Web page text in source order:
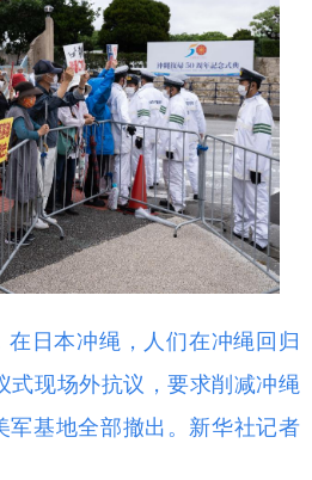
日本冲绳，人们在冲绳回归
式现场外抗议，要求削减冲绳
军基地全部撤出。新华社记者